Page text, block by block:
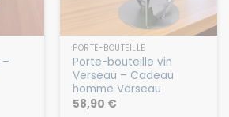
PORTE-BOUTEILLE
Porte-bouteille vin
Verseau – Cadeau
homme Verseau
58,90 €